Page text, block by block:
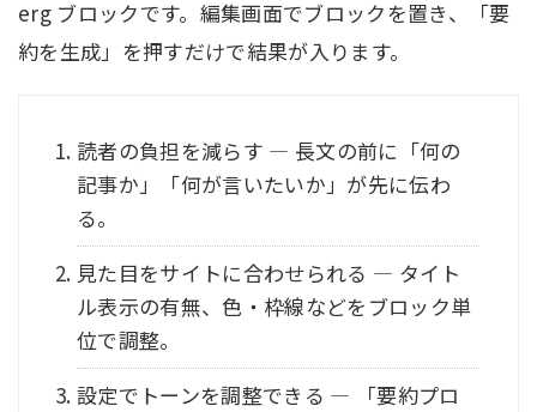
erg ブロックです。編集画面でブロックを置き、「要
約を生成」を押すだけで結果が入ります。
読者の負担を減らす — 長文の前に「何の
記事か」「何が言いたいか」が先に伝わ
る。
見た目をサイトに合わせられる — タイト
ル表示の有無、色・枠線などをブロック単
位で調整。
設定でトーンを調整できる — 「要約プロ